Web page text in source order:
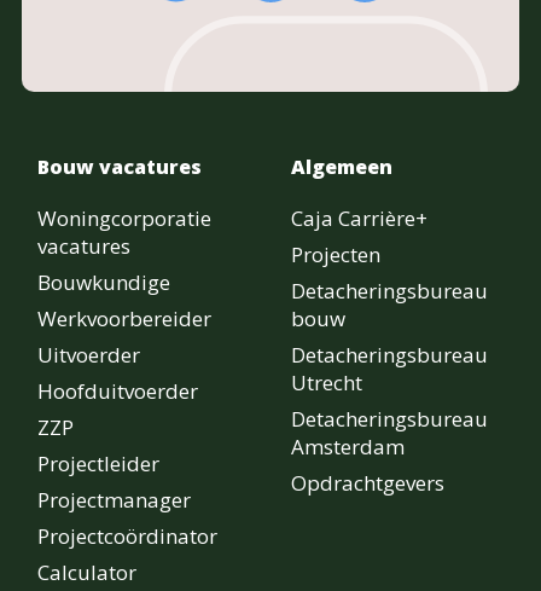
Bouw vacatures
Woningcorporatie
vacatures
Bouwkundige
Werkvoorbereider
Uitvoerder
Hoofduitvoerder
ZZP
Projectleider
Projectmanager
Projectcoördinator
Calculator
Algemeen
Caja Carrière+
Projecten
Detacheringsbureau
bouw
Detacheringsbureau
Utrecht
Detacheringsbureau
Amsterdam
Opdrachtgevers